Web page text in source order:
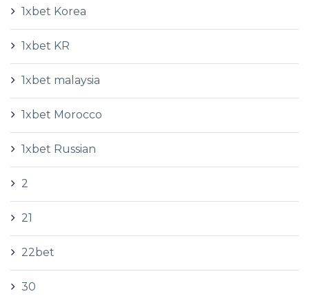
1xbet Korea
1xbet KR
1xbet malaysia
1xbet Morocco
1xbet Russian
2
21
22bet
30